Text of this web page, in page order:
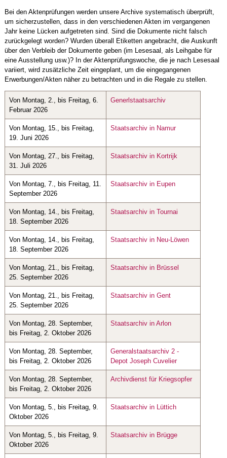
Bei den Aktenprüfungen werden unsere Archive systematisch überprüft,
um sicherzustellen, dass in den verschiedenen Akten im vergangenen
Jahr keine Lücken aufgetreten sind. Sind die Dokumente nicht falsch
zurückgelegt worden? Wurden überall Etiketten angebracht, die Auskunft
über den Verbleib der Dokumente geben (im Lesesaal, als Leihgabe für
eine Ausstellung usw.)? In der Aktenprüfungswoche, die je nach Lesesaal
variiert, wird zusätzliche Zeit eingeplant, um die eingegangenen
Erwerbungen/Akten näher zu betrachten und in die Regale zu stellen.
Von Montag, 2., bis Freitag, 6.
Februar 2026
Generlstaatsarchiv
Von Montag, 15., bis Freitag,
19. Juni 2026
Staatsarchiv in Namur
Von Montag, 27., bis Freitag,
31. Juli 2026
Staatsarchiv in Kortrijk
Von Montag, 7., bis Freitag, 11.
September 2026
Staatsarchiv in Eupen
Von Montag, 14., bis Freitag,
18. September 2026
Staatsarchiv in Tournai
Von Montag, 14., bis Freitag,
18. September 2026
Staatsarchiv in Neu-Löwen
Von Montag, 21., bis Freitag,
25. September 2026
Staatsarchiv in Brüssel
Von Montag, 21., bis Freitag,
25. September 2026
Staatsarchiv in Gent
Von Montag, 28. September,
bis Freitag, 2. Oktober 2026
Staatsarchiv in Arlon
Von Montag, 28. September,
bis Freitag, 2. Oktober 2026
Generalstaatsarchiv 2 -
Depot Joseph Cuvelier
Von Montag, 28. September,
bis Freitag, 2. Oktober 2026
Archivdienst für Kriegsopfer
Von Montag, 5., bis Freitag, 9.
Oktober 2026
Staatsarchiv in Lüttich
Von Montag, 5., bis Freitag, 9.
Oktober 2026
Staatsarchiv in Brügge